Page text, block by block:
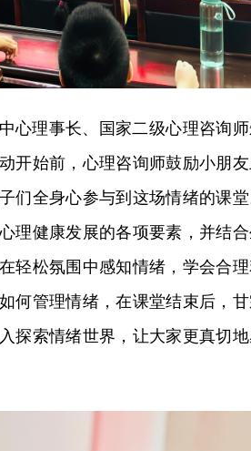
心理事长、国家二级心理咨询
开始前，心理咨询师鼓励小朋
们全身心参与到这场情绪的课
理健康发展的各项要素，并结
轻松氛围中感知情绪，学会合
何管理情绪，在课堂结束后，
探索情绪世界，让大家更真切